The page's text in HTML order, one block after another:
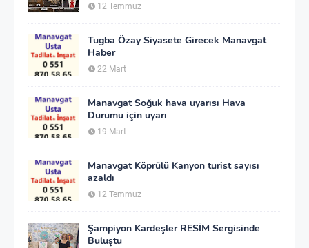
12 Temmuz
Tugba Özay Siyasete Girecek Manavgat
Haber
22 Mart
Manavgat Soğuk hava uyarısı Hava
Durumu için uyarı
19 Mart
Manavgat Köprülü Kanyon turist sayısı
azaldı
12 Temmuz
Şampiyon Kardeşler RESİM Sergisinde
Buluştu